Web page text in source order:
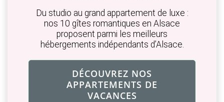
Du studio au grand appartement de luxe :
nos 10 gîtes romantiques en Alsace
proposent parmi les meilleurs
hébergements indépendants d’Alsace.
DÉCOUVREZ NOS
APPARTEMENTS DE
VACANCES